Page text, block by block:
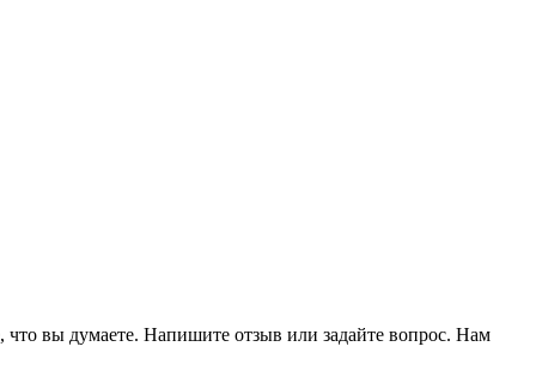
что вы думаете. Напишите отзыв или задайте вопрос. Нам